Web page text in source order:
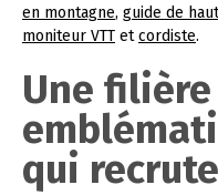
en montagne, guide de
moniteur VTT etcordiste.
Une filière
qui recrute